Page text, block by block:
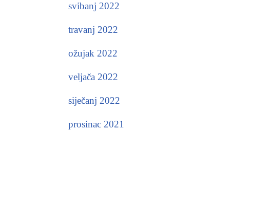
svibanj 2022
travanj 2022
ožujak 2022
veljača 2022
siječanj 2022
prosinac 2021